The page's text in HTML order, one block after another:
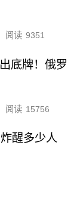
阅读 9351
底牌！俄罗
阅读 15756
醒多少人